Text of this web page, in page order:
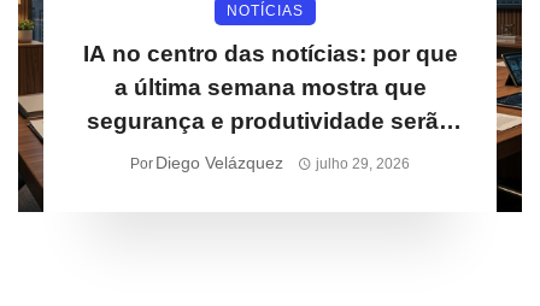
NOTÍCIAS
IA no centro das notícias: por que
a última semana mostra que
segurança e produtividade serão
prioridades para empresas
Por Diego Velázquez julho 29, 2026